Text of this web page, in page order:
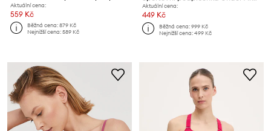
Aktuální cena:
559 Kč
Běžná cena:879 Kč
Nejnižší cena:589 Kč
Aktuální cena:
449 Kč
Běžná cena:999 Kč
Nejnižší cena:499 Kč